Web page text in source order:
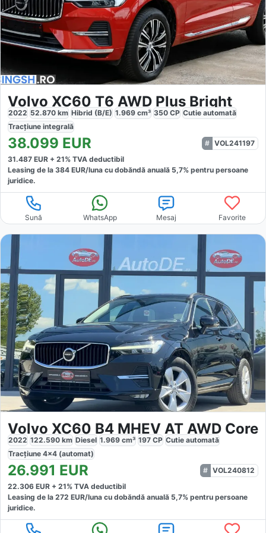
Volvo XC60 T6 AWD Plus Bright
2022 52.870 km Hibrid (B/E) 1.969 cm³ 350 CP Cutie automată
Tracțiune integrală
38.099 EUR
VOL241197
31.487 EUR + 21% TVA deductibil
Leasing de la 384 EUR/luna cu dobăndă anuală 5,7% pentru persoane
juridice.
Sună WhatsApp Mesaj Favorite
Volvo XC60 B4 MHEV AT AWD Core
2022 122.590 km Diesel 1.969 cm³ 197 CP Cutie automată
Tracțiune 4x4 (automat)
26.991 EUR
VOL240812
22.306 EUR + 21% TVA deductibil
Leasing de la 272 EUR/luna cu dobăndă anuală 5,7% pentru persoane
juridice.